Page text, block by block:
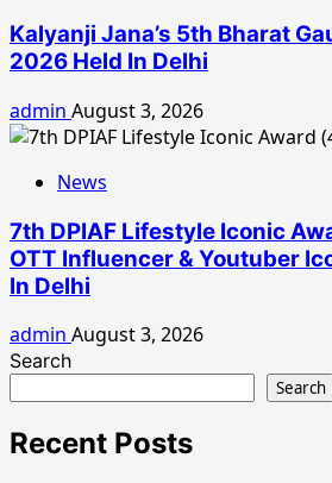
Kalyanji Jana’s 5th Bharat
2026 Held In Delhi
admin August 3, 2026
News
7th DPIAF Lifestyle Iconic
OTT Influencer & Youtuber
In Delhi
admin August 3, 2026
Search
Search
Recent Posts